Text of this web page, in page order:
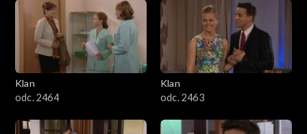
Klan
odc. 2464
Klan
odc. 2463